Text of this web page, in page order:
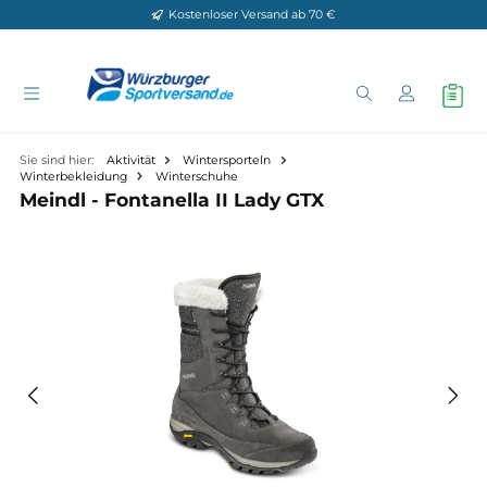
Zum Hauptinhalt springenKostenloser Versand ab 70 €
Sie sind hier: Aktivität
Wintersporteln
Winterbekleidung
Winterschuhe
Bildergalerie überspringen